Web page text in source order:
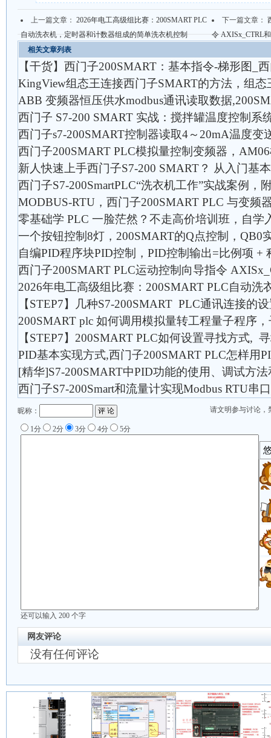
上一篇文章： 2026年电工高级组比赛：200SMART PLC
自动洗衣机，定时器和计数器组成的简单洗衣机控制
下一篇文章：
令 AXISx_CTRL
相关文章列表
【干货】西门子200SMART：基本指令-梯形图_
KingView组态王连接西门子SMART的方法，组态
ABB 变频器恒压供水modbus通讯读取数据
西门子 S7-200 SMART 实战：搅拌罐温度控制系
西门子s7-200SMART控制器读取4～20mA温度变
西门子200SMART PLC模拟量控制变频器，
新人快速上手西门子S7-200 SMART？ 从入门基
西门子S7-200SmartPLC“洗衣机工作”实战案例，
MODBUS-RTU，西门子200SMART PLC 与变频
零基础学 PLC 一脸茫然？不走高价培训班，自学
一个按钮控制8灯，200SMART的Q点控制，QB0
自编PID程序块PID控制，PID控制输出=比例项 +
西门子200SMART PLC运动控制向导指令
2026年电工高级组比赛：200SMART PLC自动洗
【STEP7】几种S7-200SMART PLC通讯连接的
200SMART plc 如何调用模拟量转工程量子程序
【STEP7】200SMART PLC如何设置寻找方式,
PID基本实现方式,西门子200SMART PLC怎样用
[精华]S7-200SMART中PID功能的使用、调试方
西门子S7-200Smart和流量计实现Modbus RTU串
请文明参与讨论，
昵称：
1分 2分 3分 4分 5分
还可以输入 200 个字
网友评论
没有任何评论